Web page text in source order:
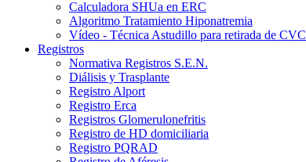
Calculadora SHUa en ERC
Algoritmo Tratamiento Hiponatremia
Vídeo - Técnica Astudillo para retirada de CVC
Registros
Normativa Registros S.E.N.
Diálisis y Trasplante
Registro Alport
Registro Erca
Registros Glomerulonefritis
Registro de HD domiciliaria
Registro PQRAD